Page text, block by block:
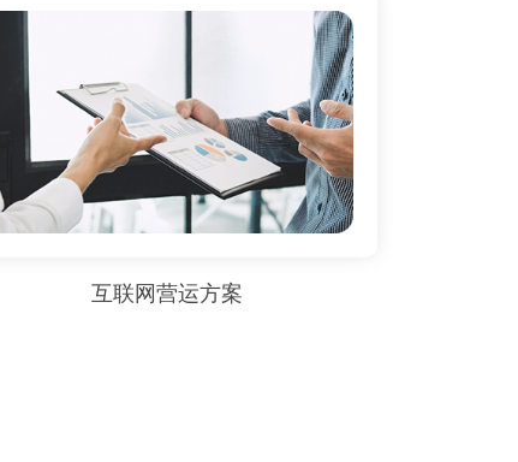
互联网营运方案